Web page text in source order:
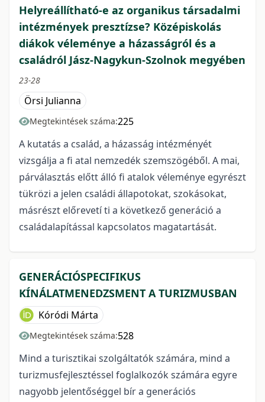
Helyreállítható-e az organikus társadalmi
intézmények presztízse? Középiskolás
diákok véleménye a házasságról és a
családról Jász-Nagykun-Szolnok megyében
23-28
Örsi Julianna
Megtekintések száma:225
A kutatás a család, a házasság intézményét
vizsgálja a fi atal nemzedék szemszögéből. A mai,
párválasztás előtt álló fi atalok véleménye egyrészt
tükrözi a jelen családi állapotokat, szokásokat,
másrészt előrevetí ti a következő generáció a
családalapítással kapcsolatos magatartását.
GENERÁCIÓSPECIFIKUS
KÍNÁLATMENEDZSMENT A TURIZMUSBAN
Kóródi Márta
Megtekintések száma:528
Mind a turisztikai szolgáltatók számára, mind a
turizmusfejlesztéssel foglalkozók számára egyre
nagyobb jelentőséggel bír a generációs